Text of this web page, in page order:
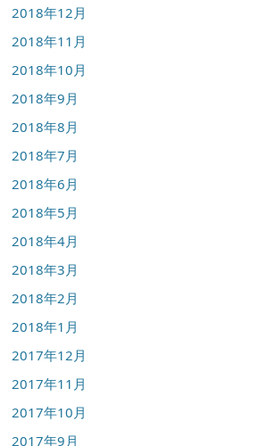
2018年12月
2018年11月
2018年10月
2018年9月
2018年8月
2018年7月
2018年6月
2018年5月
2018年4月
2018年3月
2018年2月
2018年1月
2017年12月
2017年11月
2017年10月
2017年9月